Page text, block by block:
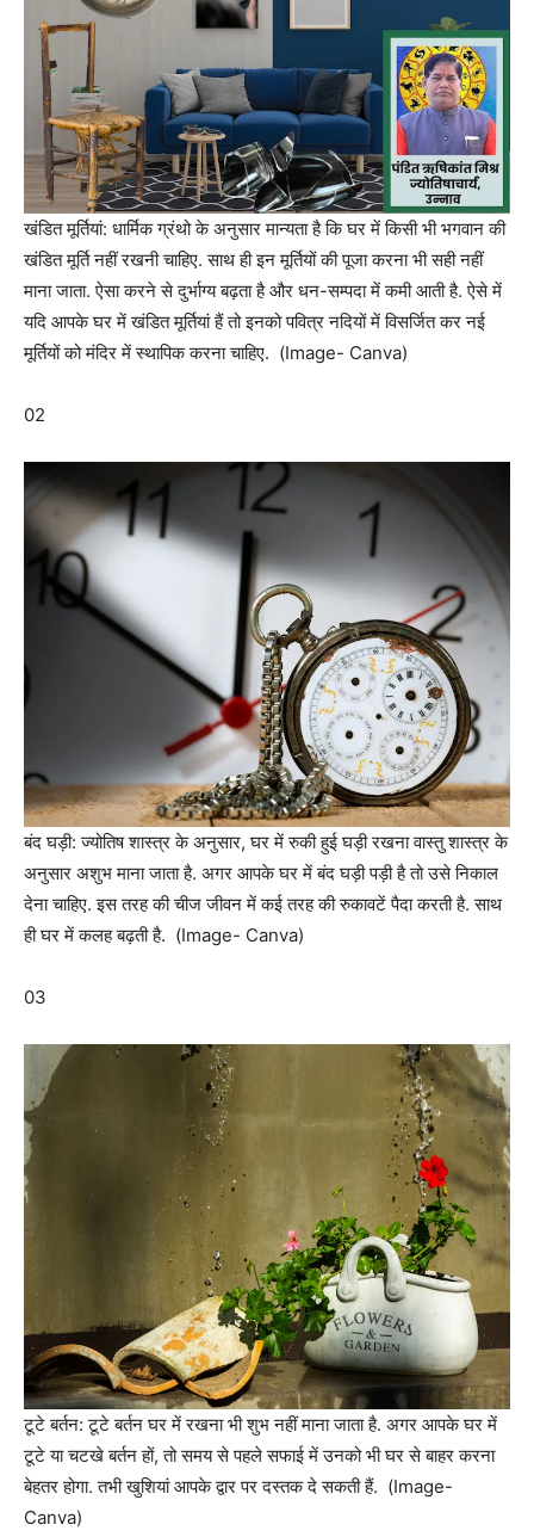
खंडित मूर्तियां: धार्मिक ग्रंथो के अनुसार मान्यता है कि घर में किसी भी भगवान की
खंडित मूर्ति नहीं रखनी चाहिए. साथ ही इन मूर्तियों की पूजा करना भी सही नहीं
माना जाता. ऐसा करने से दुर्भाग्य बढ़ता है और धन-सम्पदा में कमी आती है. ऐसे में
यदि आपके घर में खंडित मूर्तियां हैं तो इनको पवित्र नदियों में विसर्जित कर नई
मूर्तियों को मंदिर में स्थापिक करना चाहिए. (Image- Canva)
02
बंद घड़ी: ज्योतिष शास्त्र के अनुसार, घर में रुकी हुई घड़ी रखना वास्तु शास्त्र के
अनुसार अशुभ माना जाता है. अगर आपके घर में बंद घड़ी पड़ी है तो उसे निकाल
देना चाहिए. इस तरह की चीज जीवन में कई तरह की रुकावटें पैदा करती है. साथ
ही घर में कलह बढ़ती है. (Image- Canva)
03
टूटे बर्तन: टूटे बर्तन घर में रखना भी शुभ नहीं माना जाता है. अगर आपके घर में
टूटे या चटखे बर्तन हों, तो समय से पहले सफाई में उनको भी घर से बाहर करना
बेहतर होगा. तभी खुशियां आपके द्वार पर दस्तक दे सकती हैं. (Image-
Canva)